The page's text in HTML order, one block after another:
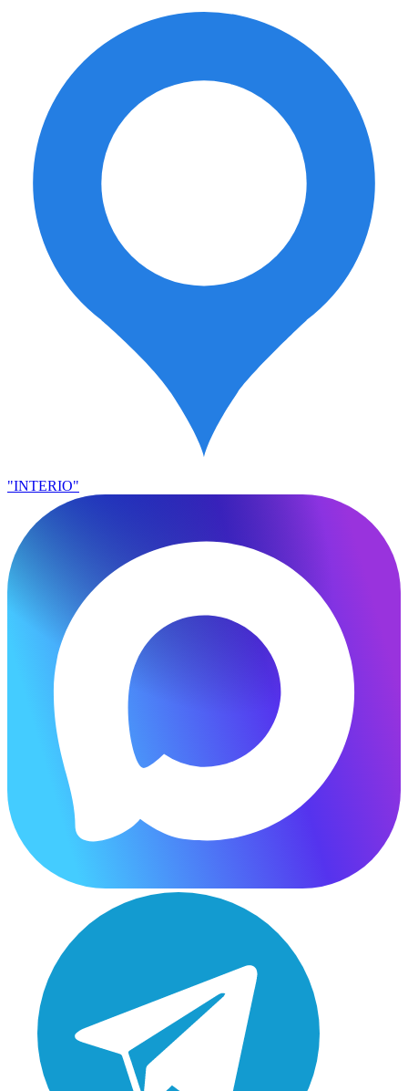
"INTERIO"